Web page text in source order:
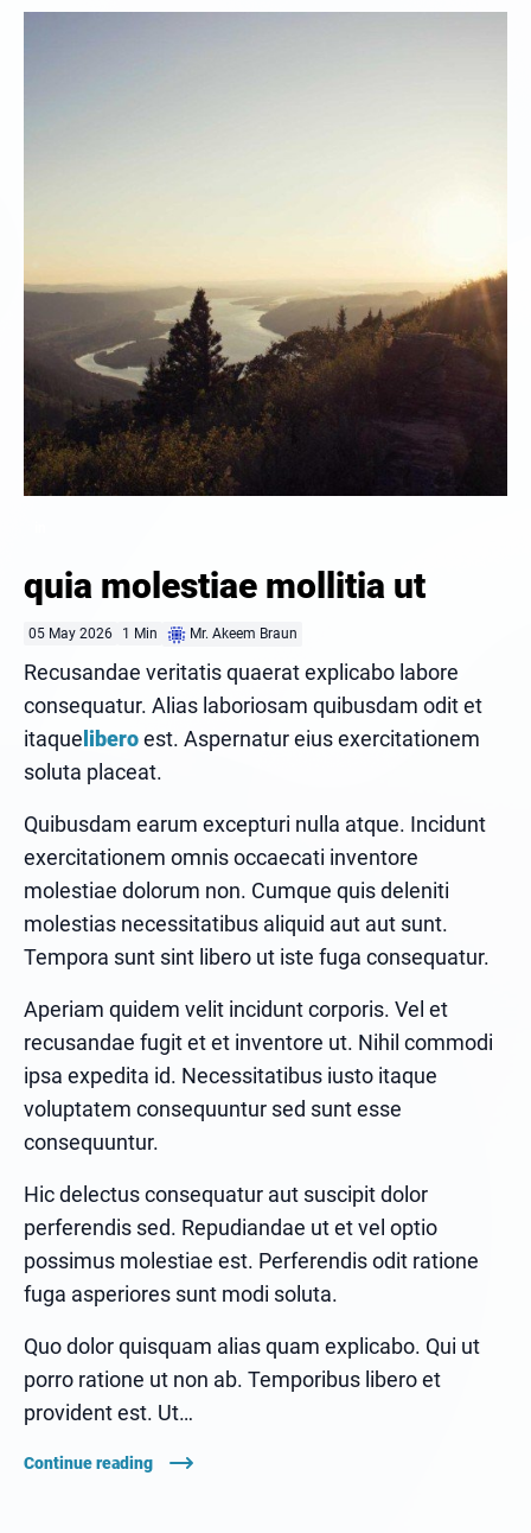
quia molestiae mollitia ut
05 May 2026 1 Min Mr. Akeem Braun
Recusandae veritatis quaerat explicabo labore
consequatur. Alias laboriosam quibusdam odit et
itaqueliberoest. Aspernatur eius exercitationem
soluta placeat.
Quibusdam earum excepturi nulla atque. Incidunt
exercitationem omnis occaecati inventore
molestiae dolorum non. Cumque quis deleniti
molestias necessitatibus aliquid aut aut sunt.
Tempora sunt sint libero ut iste fuga consequatur.
Aperiam quidem velit incidunt corporis. Vel et
recusandae fugit et et inventore ut. Nihil commodi
ipsa expedita id. Necessitatibus iusto itaque
voluptatem consequuntur sed sunt esse
consequuntur.
Hic delectus consequatur aut suscipit dolor
perferendis sed. Repudiandae ut et vel optio
possimus molestiae est. Perferendis odit ratione
fuga asperiores sunt modi soluta.
Quo dolor quisquam alias quam explicabo. Qui ut
porro ratione ut non ab. Temporibus libero et
provident est. Ut…
Continue reading